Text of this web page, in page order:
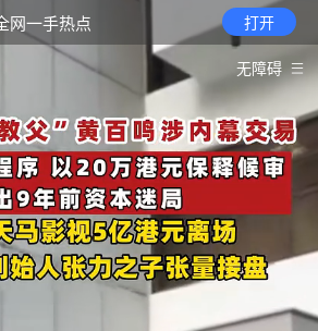
网一手热点 打开
无障碍